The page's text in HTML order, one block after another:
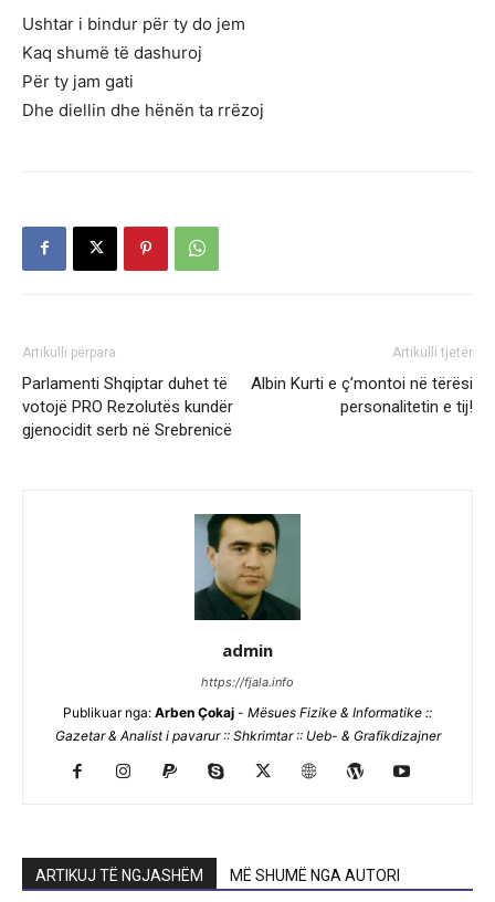
Ushtar i bindur për ty do jem
Kaq shumë të dashuroj
Për ty jam gati
Dhe diellin dhe hënën ta rrëzoj
Artikulli përpara
Parlamenti Shqiptar duhet të
votojë PRO Rezolutës kundër
gjenocidit serb në Srebrenicë
Artikulli tjetër
Albin Kurti e ç’montoi në tërësi
personalitetin e tij!
admin
https://fjala.info
Publikuar nga: Arben Çokaj - Mësues Fizike & Informatike ::
Gazetar & Analist i pavarur :: Shkrimtar :: Ueb- & Grafikdizajner
ARTIKUJ TË NGJASHËM MË SHUMË NGA AUTORI